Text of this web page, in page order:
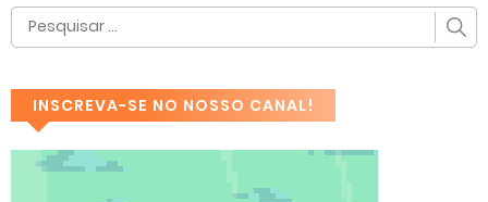
INSCREVA-SE NO NOSSO CANAL!